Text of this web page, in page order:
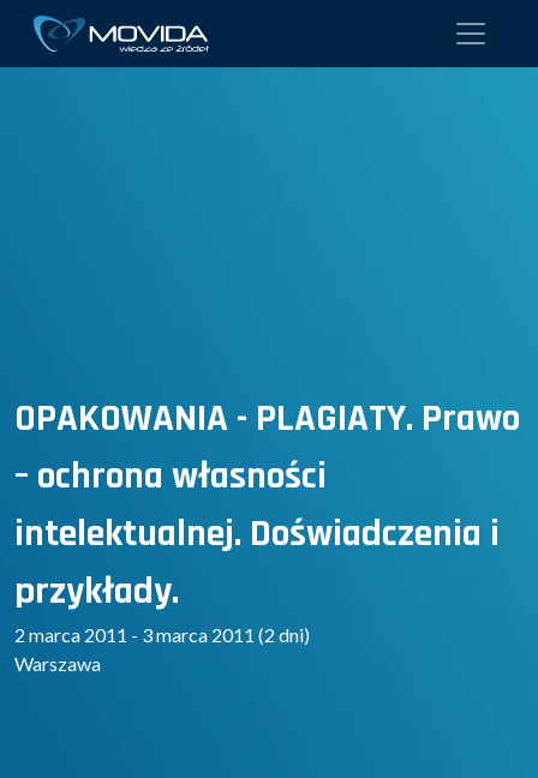
OPAKOWANIA - PLAGIATY. Prawo
– ochrona własności
intelektualnej. Doświadczenia i
przykłady.
2 marca 2011 - 3 marca 2011 (2 dni)
Warszawa